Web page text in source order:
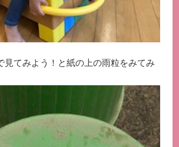
見てみよう！と紙の上の雨粒をみてみ